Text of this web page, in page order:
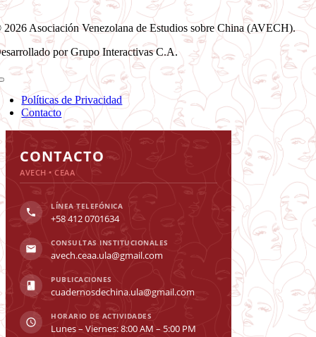
Asociación Venezolana de Estudios sobre China (AVECH).
por Grupo Interactivas C.A.
Políticas de Privacidad
Contacto
Sliding
Bar
Area
CONTACTO
AVECH • CEAA
LÍNEA TELEFÓNICA
+58 412 0701634
CONSULTAS INSTITUCIONALES
avech.ceaa.ula@gmail.com
PUBLICACIONES
cuadernosdechina.ula@gmail.com
HORARIO DE ACTIVIDADES
Lunes – Viernes: 8:00 AM – 5:00 PM